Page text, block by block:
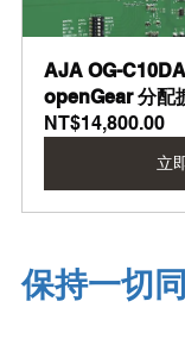
AJA OG-
openGear 分配
NT$14,800.00
立
保持一切